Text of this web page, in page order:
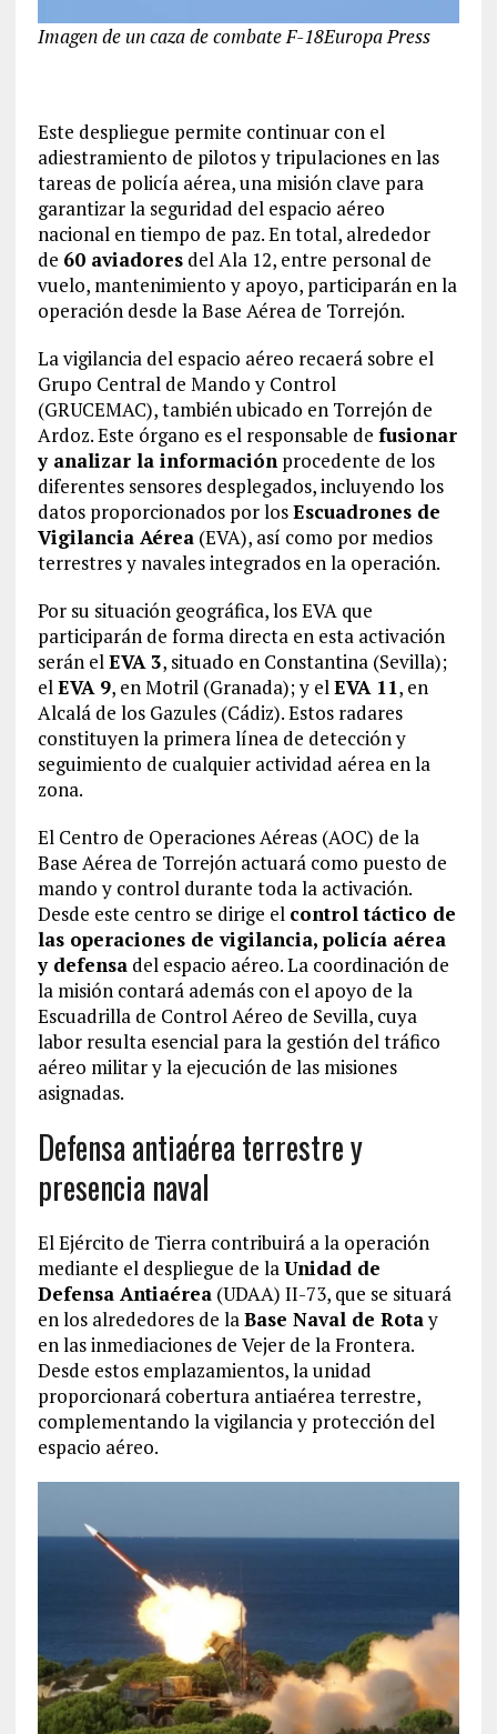
Imagen de un caza de combate F-18Europa Press
Este despliegue permite continuar con el
adiestramiento de pilotos y tripulaciones en las
tareas de policía aérea, una misión clave para
garantizar la seguridad del espacio aéreo
nacional en tiempo de paz. En total, alrededor
de 60 aviadoresdel Ala 12, entre personal de
vuelo, mantenimiento y apoyo, participarán en la
operación desde la Base Aérea de Torrejón.
La vigilancia del espacio aéreo recaerá sobre el
Grupo Central de Mando y Control
(GRUCEMAC), también ubicado en Torrejón de
Ardoz. Este órgano es el responsable de fusionar
y analizar la información procedente de los
diferentes sensores desplegados, incluyendo los
datos proporcionados por losEscuadrones de
Vigilancia Aérea(EVA), así como por medios
terrestres y navales integrados en la operación.
Por su situación geográfica, los EVA que
participarán de forma directa en esta activación
serán el EVA 3, situado en Constantina (Sevilla);
el EVA 9, en Motril (Granada); y el EVA 11, en
Alcalá de los Gazules (Cádiz). Estos radares
constituyen la primera línea de detección y
seguimiento de cualquier actividad aérea en la
zona.
El Centro de Operaciones Aéreas (AOC) de la
Base Aérea de Torrejón actuará como puesto de
mando y control durante toda la activación.
Desde este centro se dirige el control táctico de
las operaciones de vigilancia, policía aérea
y defensadel espacio aéreo. La coordinación de
la misión contará además con el apoyo de la
Escuadrilla de Control Aéreo de Sevilla, cuya
labor resulta esencial para la gestión del tráfico
aéreo militar y la ejecución de las misiones
asignadas.
Defensa antiaérea terrestre y
presencia naval
El Ejército de Tierra contribuirá a la operación
mediante el despliegue de la Unidad de
Defensa Antiaérea(UDAA) II-73, que se situará
en los alrededores de la Base Naval de Rotay
en las inmediaciones de Vejer de la Frontera.
Desde estos emplazamientos, la unidad
proporcionará cobertura antiaérea terrestre,
complementando la vigilancia y protección del
espacio aéreo.